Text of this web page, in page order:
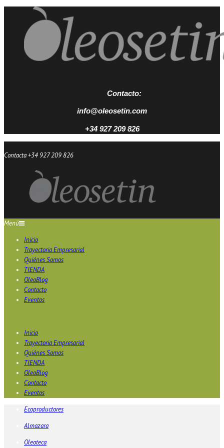
info@oleosetin.com
+34 927 209 826
Inicio
Quiénes Somos
TIENDA
OleoBlog
Contacto
Eventos
Quiénes Somos
TIENDA
OleoBlog
Contacto
Eventos
Ecoproductores
Almazara
Oleoteca
Oleoturismo